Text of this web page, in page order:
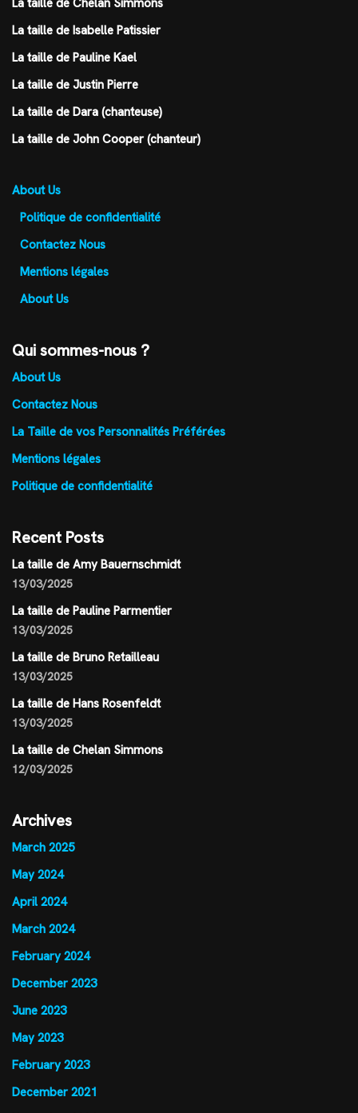
La taille de Isabelle Patissier
La taille de Pauline Kael
La taille de Justin Pierre
La taille de Dara (chanteuse)
La taille de John Cooper (chanteur)
About Us
Politique de confidentialité
Contactez Nous
Mentions légales
About Us
Qui sommes-nous ?
About Us
Contactez Nous
La Taille de vos Personnalités Préférées
Mentions légales
Politique de confidentialité
Recent Posts
La taille de Amy Bauernschmidt
13/03/2025
La taille de Pauline Parmentier
13/03/2025
La taille de Bruno Retailleau
13/03/2025
La taille de Hans Rosenfeldt
13/03/2025
La taille de Chelan Simmons
12/03/2025
Archives
March 2025
May 2024
April 2024
March 2024
February 2024
December 2023
June 2023
May 2023
February 2023
December 2021